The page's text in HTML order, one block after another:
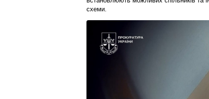
схеми.